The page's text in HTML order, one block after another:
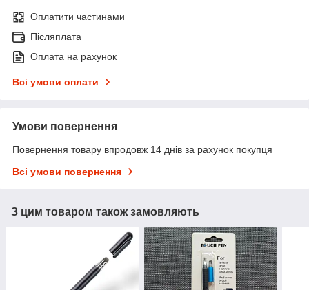
Оплатити частинами
Післяплата
Оплата на рахунок
Всі умови оплати
Умови повернення
Повернення товару впродовж 14 днів за рахунок покупця
Всі умови повернення
З цим товаром також замовляють